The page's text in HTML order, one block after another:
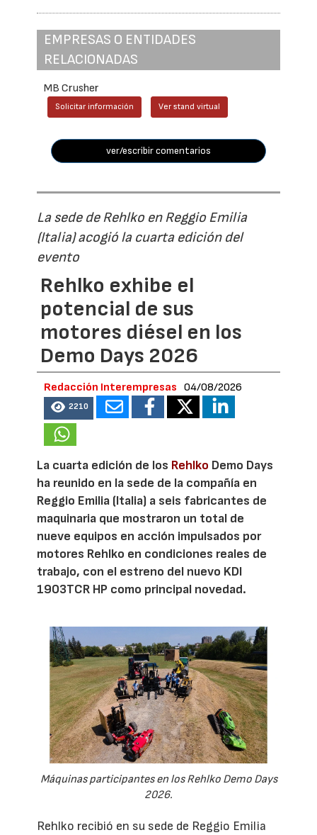
EMPRESAS O ENTIDADES
RELACIONADAS
MB Crusher
Solicitar información Ver stand virtual
ver/escribir comentarios
La sede de Rehlko en Reggio Emilia
(Italia) acogió la cuarta edición del
evento
Rehlko exhibe el
potencial de sus
motores diésel en los
Demo Days 2026
Redacción Interempresas 04/08/2026
2210
La cuarta edición de los Rehlko Demo Days
ha reunido en la sede de la compañía en
Reggio Emilia (Italia) a seis fabricantes de
maquinaria que mostraron un total de
nueve equipos en acción impulsados por
motores Rehlko en condiciones reales de
trabajo, con el estreno del nuevo KDI
1903TCR HP como principal novedad.
Máquinas participantes en los Rehlko Demo Days
2026.
Rehlko recibió en su sede de Reggio Emilia